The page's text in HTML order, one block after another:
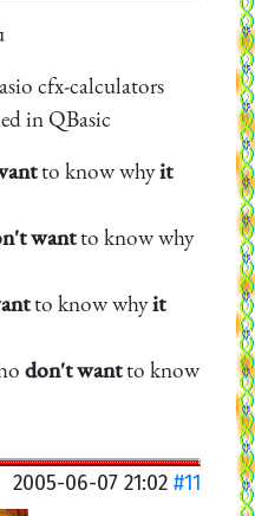
cfx-calculators
in QBasic
to know whyit
wantto know why
to know whyit
don't wantto know
2005-06-07 21:02 #11